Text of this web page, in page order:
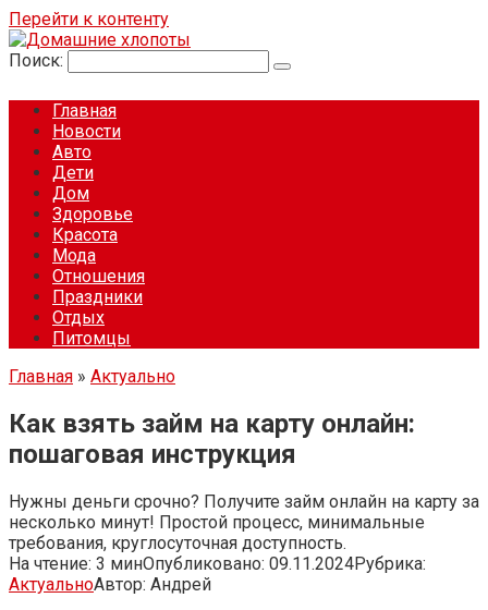
Перейти к контенту
Поиск:
Главная
Новости
Авто
Дети
Дом
Здоровье
Красота
Мода
Отношения
Праздники
Отдых
Питомцы
Главная » Актуально
Как взять займ на карту онлайн:
пошаговая инструкция
Нужны деньги срочно? Получите займ онлайн на карту за
несколько минут! Простой процесс, минимальные
требования, круглосуточная доступность.
На чтение: 3 минОпубликовано: 09.11.2024Рубрика:
АктуальноАвтор: Андрей